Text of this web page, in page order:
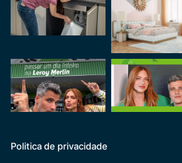
Politica de privacidade